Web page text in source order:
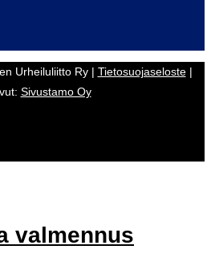
Urheiluliitto Ry | Tietosuojaseloste|
Sivustamo Oy
valmennus